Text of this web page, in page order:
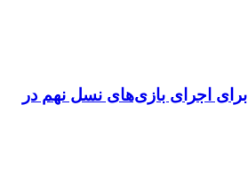
اجرای بازی‌های نسل نهم در